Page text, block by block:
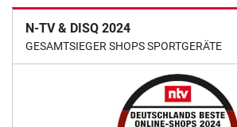
N-TV & DISQ 2024
GESAMTSIEGER SHOPS SPORTGERÄTE